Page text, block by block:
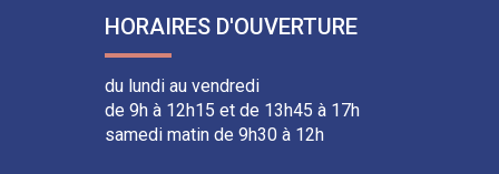
HORAIRES D'OUVERTURE
du lundi au vendredi
de 9h à 12h15 et de 13h45 à 17h
samedi matin de 9h30 à 12h